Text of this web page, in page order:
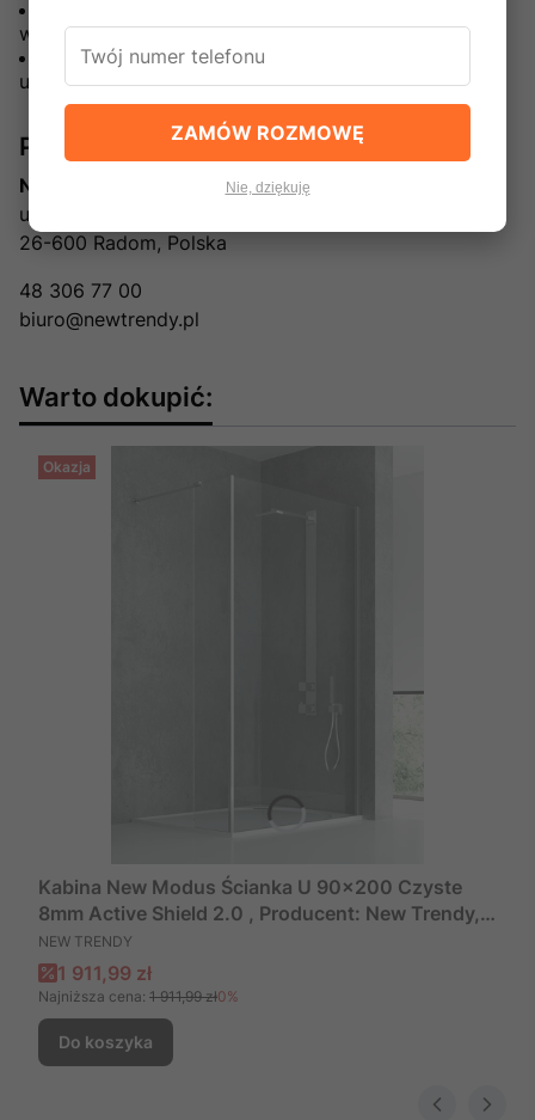
ważność
Nie zezwala się na montaż i użytkowanie
uszkodzonego produktu
Producent
New Trendy Sp. z o.o.
ul. Sadownicza 7
26-600 Radom, Polska
48 306 77 00
biuro@newtrendy.pl
Warto dokupić:
Okazja
Kabina New Modus Ścianka U 90x200 Czyste
8mm Active Shield 2.0 , Producent: New Trendy,
Numer Kat: Exk-0017
PRODUCENT
NEW TRENDY
Cena promocyjna
1 911,99 zł
Najniższa cena: 1 911,99 zł0%
Do koszyka
ZAMÓW ROZMOWĘ
Nie, dziękuję